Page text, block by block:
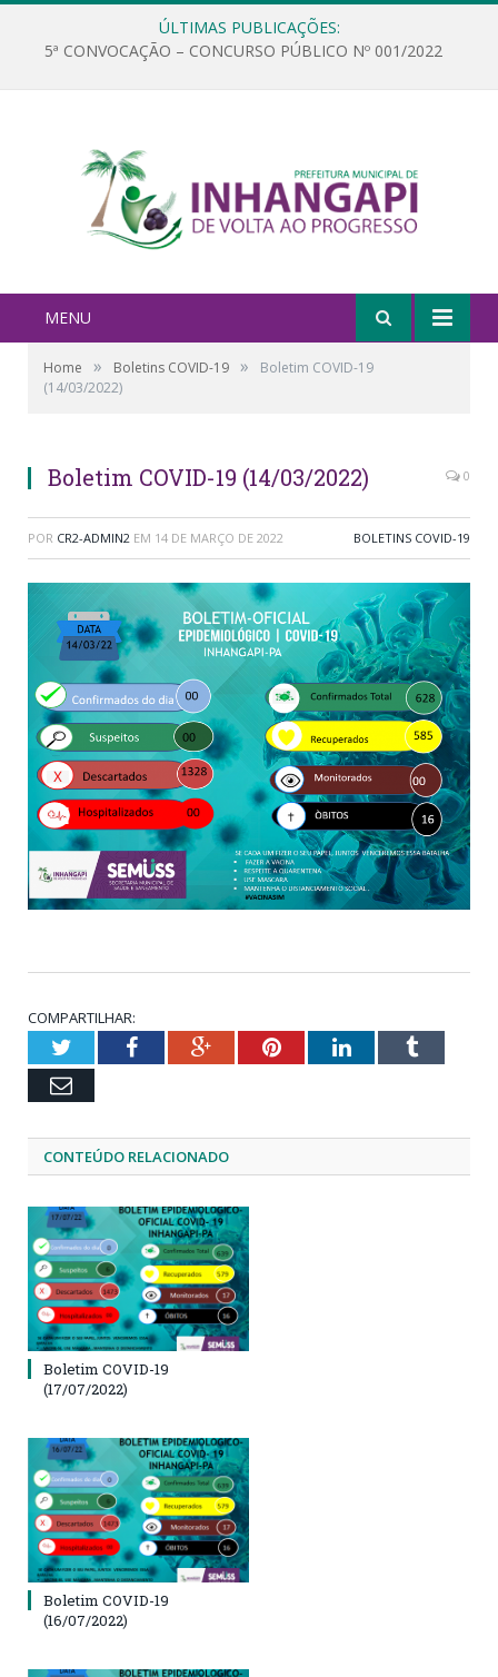
ÚLTIMAS PUBLICAÇÕES:
5ª CONVOCAÇÃO – CONCURSO PÚBLICO Nº 001/2022
MENU
Home » Boletins COVID-19 »
Boletim COVID-19
(14/03/2022)
Boletim COVID-19 (14/03/2022) 0
POR CR2-ADMIN2 EM 14 DE MARÇO DE 2022 BOLETINS COVID-19
COMPARTILHAR:
TwitterFacebookGoogle+PinterestLinkedInTumblr
Email
CONTEÚDO RELACIONADO
Boletim COVID-19
(17/07/2022)
Boletim COVID-19
(16/07/2022)